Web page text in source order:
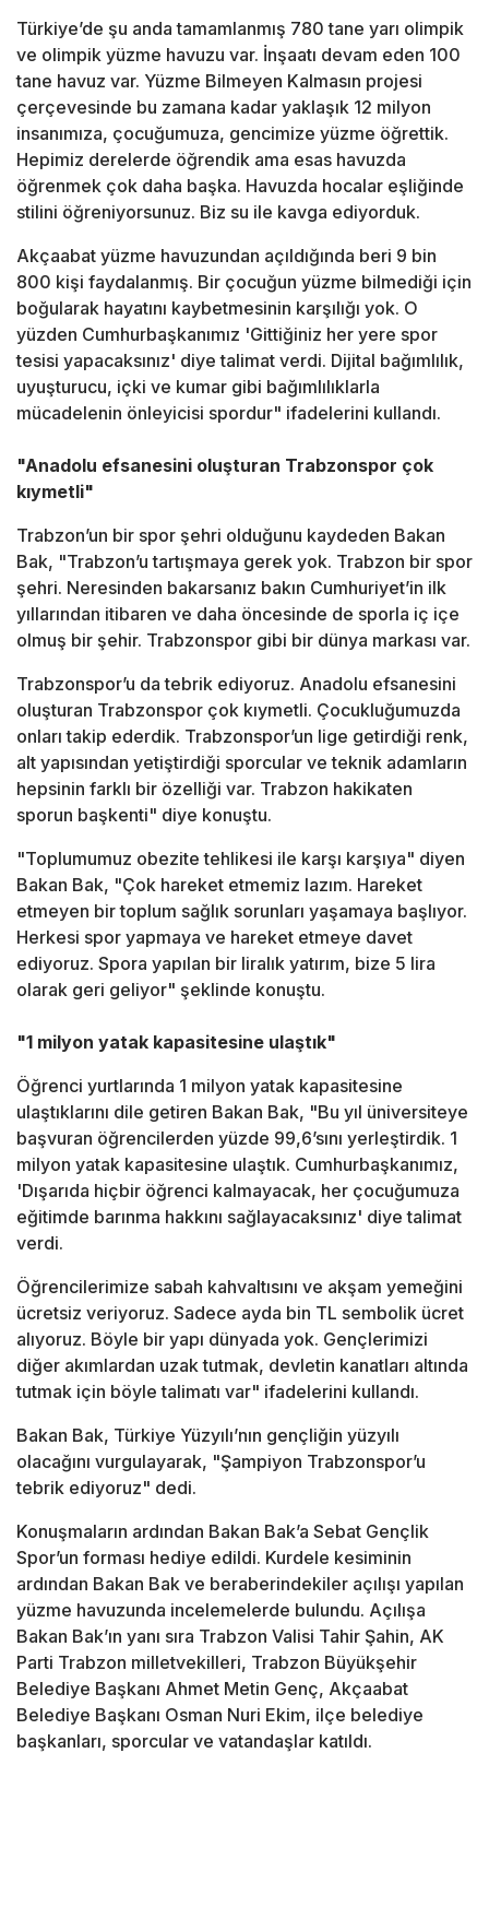
Türkiye’de şu anda tamamlanmış 780 tane yarı olimpik
ve olimpik yüzme havuzu var. İnşaatı devam eden 100
tane havuz var. Yüzme Bilmeyen Kalmasın projesi
çerçevesinde bu zamana kadar yaklaşık 12 milyon
insanımıza, çocuğumuza, gencimize yüzme öğrettik.
Hepimiz derelerde öğrendik ama esas havuzda
öğrenmek çok daha başka. Havuzda hocalar eşliğinde
stilini öğreniyorsunuz. Biz su ile kavga ediyorduk.
Akçaabat yüzme havuzundan açıldığında beri 9 bin
800 kişi faydalanmış. Bir çocuğun yüzme bilmediği için
boğularak hayatını kaybetmesinin karşılığı yok. O
yüzden Cumhurbaşkanımız 'Gittiğiniz her yere spor
tesisi yapacaksınız' diye talimat verdi. Dijital bağımlılık,
uyuşturucu, içki ve kumar gibi bağımlılıklarla
mücadelenin önleyicisi spordur" ifadelerini kullandı.
"Anadolu efsanesini oluşturan Trabzonspor çok
kıymetli"
Trabzon’un bir spor şehri olduğunu kaydeden Bakan
Bak, "Trabzon’u tartışmaya gerek yok. Trabzon bir spor
şehri. Neresinden bakarsanız bakın Cumhuriyet’in ilk
yıllarından itibaren ve daha öncesinde de sporla iç içe
olmuş bir şehir. Trabzonspor gibi bir dünya markası var.
Trabzonspor’u da tebrik ediyoruz. Anadolu efsanesini
oluşturan Trabzonspor çok kıymetli. Çocukluğumuzda
onları takip ederdik. Trabzonspor’un lige getirdiği renk,
alt yapısından yetiştirdiği sporcular ve teknik adamların
hepsinin farklı bir özelliği var. Trabzon hakikaten
sporun başkenti" diye konuştu.
"Toplumumuz obezite tehlikesi ile karşı karşıya" diyen
Bakan Bak, "Çok hareket etmemiz lazım. Hareket
etmeyen bir toplum sağlık sorunları yaşamaya başlıyor.
Herkesi spor yapmaya ve hareket etmeye davet
ediyoruz. Spora yapılan bir liralık yatırım, bize 5 lira
olarak geri geliyor" şeklinde konuştu.
"1 milyon yatak kapasitesine ulaştık"
Öğrenci yurtlarında 1 milyon yatak kapasitesine
ulaştıklarını dile getiren Bakan Bak, "Bu yıl üniversiteye
başvuran öğrencilerden yüzde 99,6’sını yerleştirdik. 1
milyon yatak kapasitesine ulaştık. Cumhurbaşkanımız,
'Dışarıda hiçbir öğrenci kalmayacak, her çocuğumuza
eğitimde barınma hakkını sağlayacaksınız' diye talimat
verdi.
Öğrencilerimize sabah kahvaltısını ve akşam yemeğini
ücretsiz veriyoruz. Sadece ayda bin TL sembolik ücret
alıyoruz. Böyle bir yapı dünyada yok. Gençlerimizi
diğer akımlardan uzak tutmak, devletin kanatları altında
tutmak için böyle talimatı var" ifadelerini kullandı.
Bakan Bak, Türkiye Yüzyılı’nın gençliğin yüzyılı
olacağını vurgulayarak, "Şampiyon Trabzonspor’u
tebrik ediyoruz" dedi.
Konuşmaların ardından Bakan Bak’a Sebat Gençlik
Spor’un forması hediye edildi. Kurdele kesiminin
ardından Bakan Bak ve beraberindekiler açılışı yapılan
yüzme havuzunda incelemelerde bulundu. Açılışa
Bakan Bak’ın yanı sıra Trabzon Valisi Tahir Şahin, AK
Parti Trabzon milletvekilleri, Trabzon Büyükşehir
Belediye Başkanı Ahmet Metin Genç, Akçaabat
Belediye Başkanı Osman Nuri Ekim, ilçe belediye
başkanları, sporcular ve vatandaşlar katıldı.